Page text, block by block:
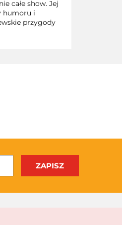
całe show. Jej
humoru i
przygody